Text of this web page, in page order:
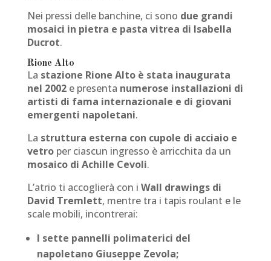
Nei pressi delle banchine, ci sono due grandi
mosaici in pietra e pasta vitrea di Isabella
Ducrot.
Rione Alto
La stazione Rione Alto è stata inaugurata
nel 2002e presenta numerose installazioni di
artisti di fama internazionale e di giovani
emergenti napoletani.
La struttura esterna con cupole di acciaio e
vetroper ciascun ingresso è arricchita da un
mosaico di Achille Cevoli.
L’atrio ti accoglierà con i Wall drawings di
David Tremlett, mentre tra i tapis roulant e le
scale mobili, incontrerai:
I sette pannelli polimaterici del
napoletano Giuseppe Zevola;